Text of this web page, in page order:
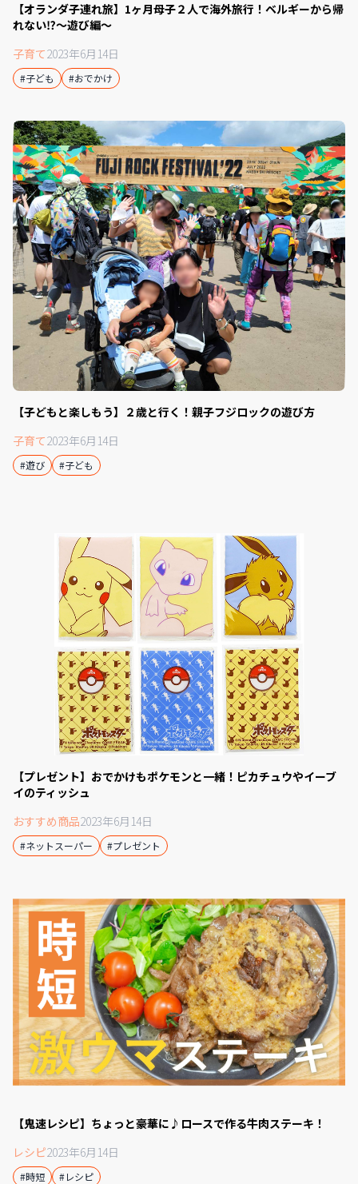
【オランダ子連れ旅】1ヶ月母子２人で海外旅行！ベルギーから帰
れない⁉︎〜遊び編〜
子育て2023年6月14日
#子ども #おでかけ
【子どもと楽しもう】２歳と行く！親子フジロックの遊び方
子育て2023年6月14日
#遊び #子ども
【プレゼント】おでかけもポケモンと一緒！ピカチュウやイーブ
イのティッシュ
おすすめ商品2023年6月14日
#ネットスーパー #プレゼント
【鬼速レシピ】ちょっと豪華に♪ロースで作る牛肉ステーキ！
レシピ2023年6月14日
#時短 #レシピ